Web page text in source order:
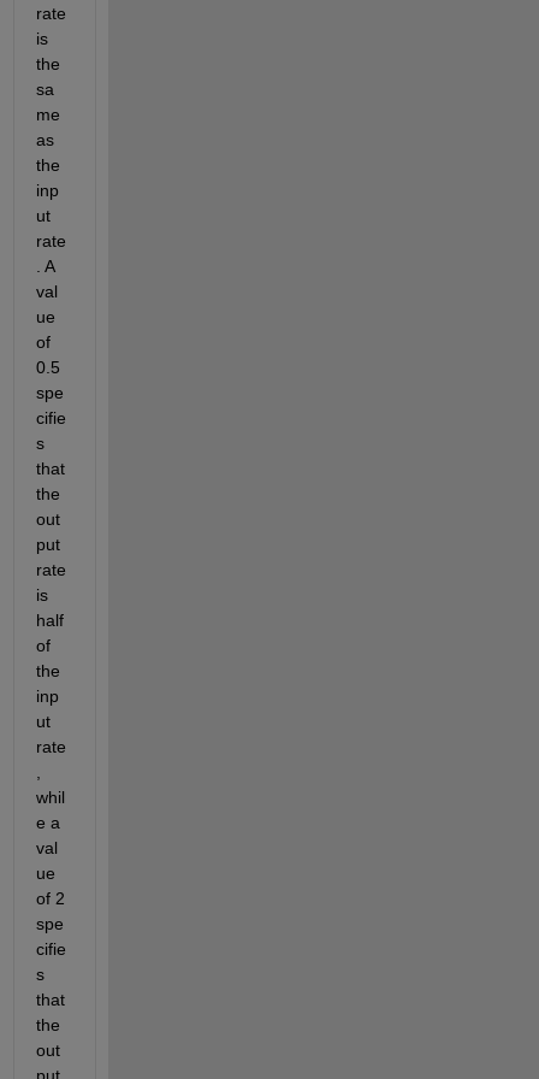
rate
is
the
sa
me
as
the
inp
ut
rate
. A
val
ue
of
0.5
spe
cifie
s
that
the
out
put
rate
is
half
of
the
inp
ut
rate
whil
e a
val
ue
of 2
spe
cifie
s
that
the
out